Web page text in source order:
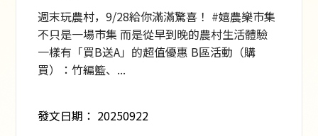
週末玩農村，9/28給你滿滿驚喜！ #嬉農樂市集
不只是一場市集 而是從早到晚的農村生活體驗
一樣有「買B送A」的超值優惠 B區活動（購
買）：竹編籃、...
發文日期： 20250922